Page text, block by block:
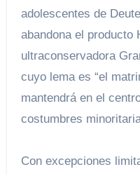
adolescentes de
abandona el producto
ultraconservadora
cuyo lema es “el
mantendrá en el
costumbres
Con excepciones